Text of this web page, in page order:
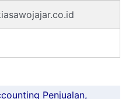
Penjualan,